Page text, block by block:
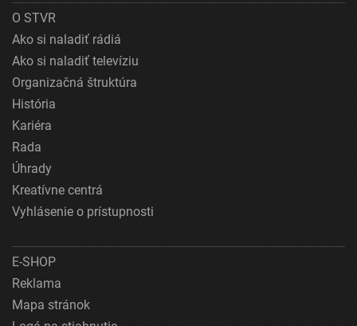
O STVR
Ako si naladiť rádiá
Ako si naladiť televíziu
Organizačná štruktúra
História
Kariéra
Rada
Úhrady
Kreatívne centrá
Vyhlásenie o prístupnosti
E-SHOP
Reklama
Mapa stránok